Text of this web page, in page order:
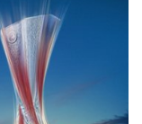
Торрес